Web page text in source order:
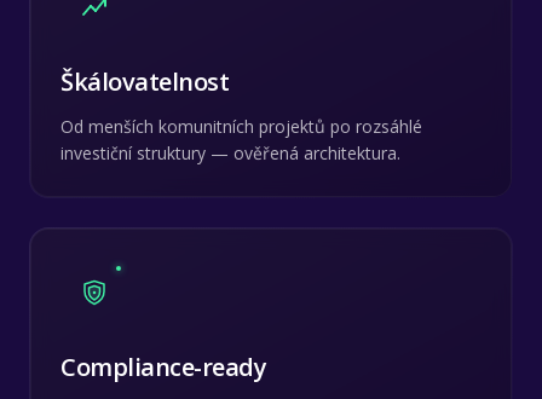
Škálovatelnost
Od menších komunitních projektů po rozsáhlé
investiční struktury — ověřená architektura.
Compliance-ready